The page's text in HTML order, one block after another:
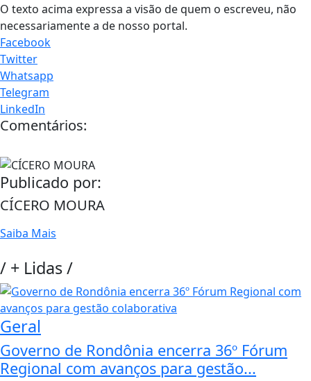
O texto acima expressa a visão de quem o escreveu, não
necessariamente a de nosso portal.
Facebook
Twitter
Whatsapp
Telegram
LinkedIn
Comentários:
Publicado por:
CÍCERO MOURA
Saiba Mais
/ + Lidas/
Geral
Governo de Rondônia encerra 36º Fórum
Regional com avanços para gestão...